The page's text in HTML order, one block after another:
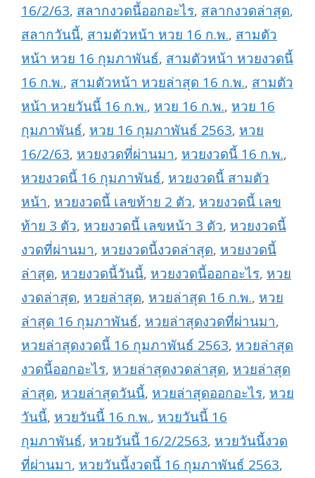
16/2/63, สลากงวดนี้ออกอะไร, สลากงวดล่าสุด,
สลากวันนี้, สามตัวหน้า หวย 16 ก.พ., สามตัว
หน้า หวย 16 กุมภาพันธ์, สามตัวหน้า หวยงวดนี้
16 ก.พ., สามตัวหน้า หวยล่าสุด 16 ก.พ., สามตัว
หน้า หวยวันนี้ 16 ก.พ., หวย 16 ก.พ., หวย 16
กุมภาพันธ์, หวย 16 กุมภาพันธ์ 2563, หวย
16/2/63, หวยงวดที่ผ่านมา, หวยงวดนี้ 16 ก.พ.,
หวยงวดนี้ 16 กุมภาพันธ์, หวยงวดนี้ สามตัว
หน้า, หวยงวดนี้ เลขท้าย 2 ตัว, หวยงวดนี้ เลข
ท้าย 3 ตัว, หวยงวดนี้ เลขหน้า 3 ตัว, หวยงวดนี้
งวดที่ผ่านมา, หวยงวดนี้งวดล่าสุด, หวยงวดนี้
ล่าสุด, หวยงวดนี้วันนี้, หวยงวดนี้ออกอะไร, หวย
งวดล่าสุด, หวยล่าสุด, หวยล่าสุด 16 ก.พ., หวย
ล่าสุด 16 กุมภาพันธ์, หวยล่าสุดงวดที่ผ่านมา,
หวยล่าสุดงวดนี้ 16 กุมภาพันธ์ 2563, หวยล่าสุด
งวดนี้ออกอะไร, หวยล่าสุดงวดล่าสุด, หวยล่าสุด
ล่าสุด, หวยล่าสุดวันนี้, หวยล่าสุดออกอะไร, หวย
วันนี้, หวยวันนี้ 16 ก.พ., หวยวันนี้ 16
กุมภาพันธ์, หวยวันนี้ 16/2/2563, หวยวันนี้งวด
ที่ผ่านมา, หวยวันนี้งวดนี้ 16 กุมภาพันธ์ 2563,